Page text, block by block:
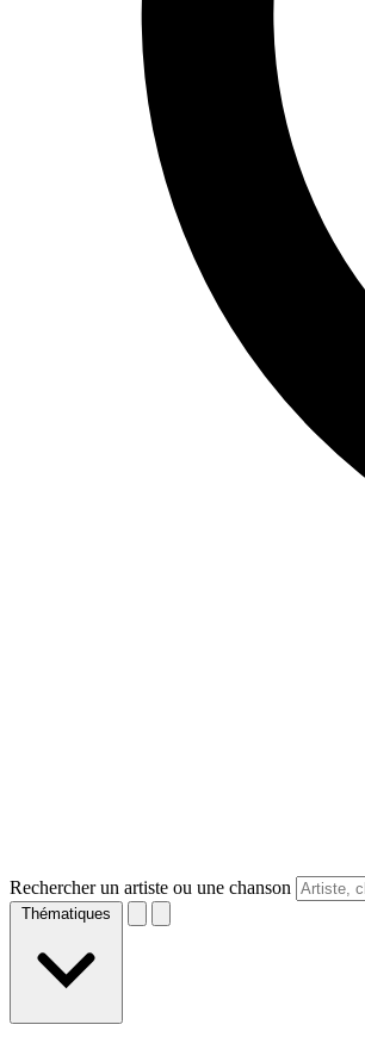
Rechercher un artiste ou une chanson
Thématiques